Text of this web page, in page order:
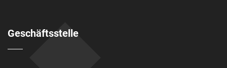
Geschäftsstelle